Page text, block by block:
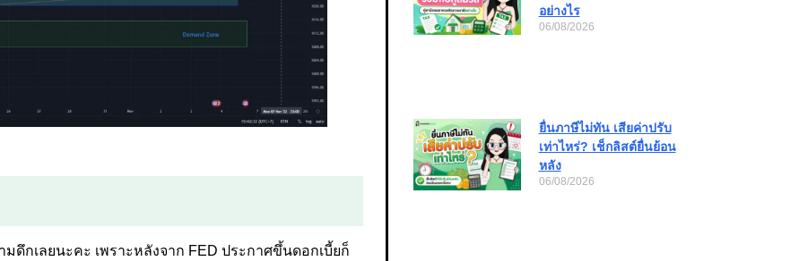
ดึกเลยนะคะ เพราะหลังจาก FED ประกาศขึ้นดอกเบี้ยก็
อย่างไร
06/08/2026
ยื่นภาษีไม่ทัน เสียค่าปรับ
เท่าไหร่? เช็กลิสต์ยื่นย้อน
หลัง
06/08/2026